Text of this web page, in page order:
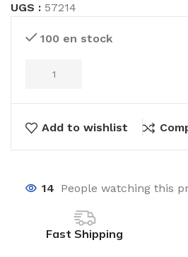
UGS : 57214
100 en stock
Add to wishlist
14 People watching this
Fast Shipping